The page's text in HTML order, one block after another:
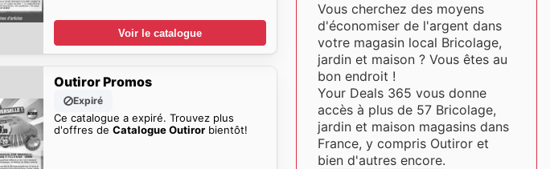
Voir le catalogue
Outiror Promos
Expiré
Ce catalogue a expiré. Trouvez plus
d'offres deCatalogue Outiror bientôt!
Vous cherchez des moyens
d'économiser de l'argent dans
votre magasin local Bricolage,
jardin et maison ? Vous êtes au
bon endroit !
Your Deals 365 vous donne
accès à plus de 57 Bricolage,
jardin et maison magasins dans
France, y compris Outiror et
bien d'autres encore.